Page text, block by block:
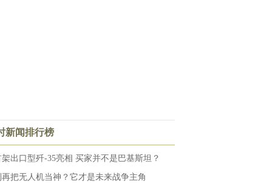
新闻排行榜
架出口型歼-35亮相 买家并不是巴基斯坦？
再把无人机当神？它才是未来战争主角